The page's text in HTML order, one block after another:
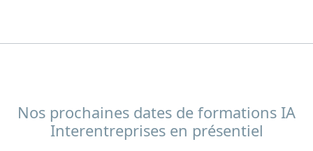
Nos prochaines dates de formations IA
Interentreprises en présentiel